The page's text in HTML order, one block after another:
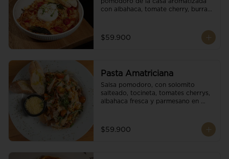
con albahaca, tomate cherry, burrata
$59.900
Pasta Amatriciana
Salsa pomodoro, con solomito
salteado, tocineta, tomates cherrys,
albahaca fresca y parmesano en
$59.900